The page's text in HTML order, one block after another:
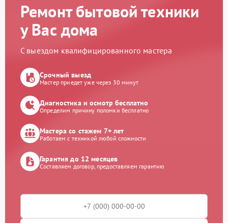
Ремонт бытовой техники
у Вас дома
С выездом квалифицированного мастера
Срочный выезд
Мастер приедет уже через 30 минут
Диагностика и осмотр бесплатно
Определим причину поломки бесплатно
Мастера со стажем 7+ лет
Работаем с техникой любой сложности
Гарантия до 12 месяцев
Составляем договор, предоставляем гарантию